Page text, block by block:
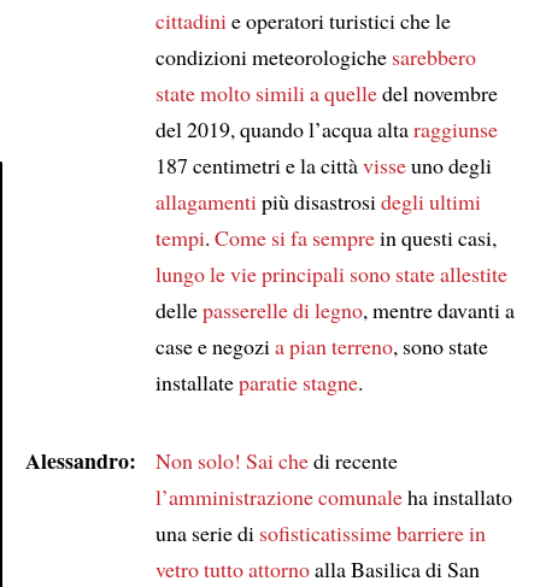
cittadini e operatori turistici che le
condizioni meteorologiche sarebbero
state molto simili a quelledel novembre
del 2019, quando l’acqua altaraggiunse
187 centimetri e la cittàvisseuno degli
allagamenti più disastrosi degli ultimi
tempi. Come si fa semprein questi casi,
lungo le vie principali sono state allestite
dellepasserelle di legno, mentre davanti a
case e negozi a pian terreno, sono state
installateparatie stagne.
Alessandro: Non solo! Sai chedi recente
l’amministrazione comunaleha installato
una serie di sofisticatissimebarriere in
vetrotutto attornoalla Basilica di San